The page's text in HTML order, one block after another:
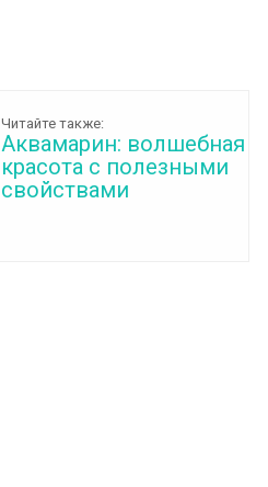
Читайте также:
Аквамарин: волшебная
красота с полезными
свойствами